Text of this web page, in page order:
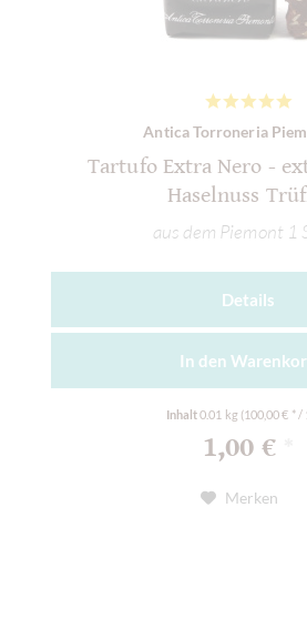
Antica Torroneria
Tartufo Extra Nero -
Haselnuss
aus dem Piemont 1
Details
In den
Inhalt0.01 kg (100,00 € * /
1,00 €
Merken